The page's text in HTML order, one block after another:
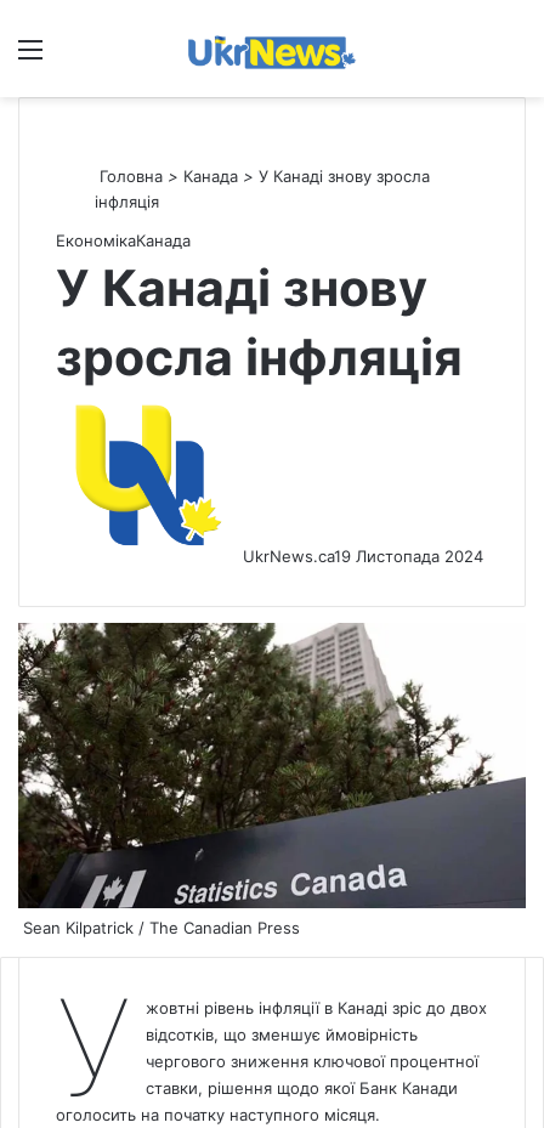
Меню
Головна > Канада > У Канаді знову зросла
інфляція
ЕкономікаКанада
У Канаді знову
зросла інфляція
UkrNews.ca19 Листопада 2024
Sean Kilpatrick / The Canadian Press
У
жовтні рівень інфляції в Канаді зріс до двох
відсотків, що зменшує ймовірність
чергового зниження ключової процентної
ставки, рішення щодо якої Банк Канади
оголосить на початку наступного місяця.